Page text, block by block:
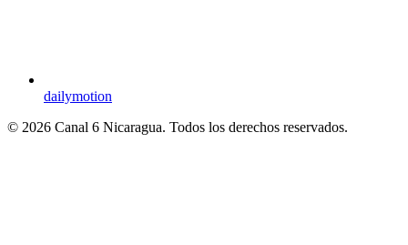
dailymotion
© 2026 Canal 6 Nicaragua. Todos los derechos reservados.